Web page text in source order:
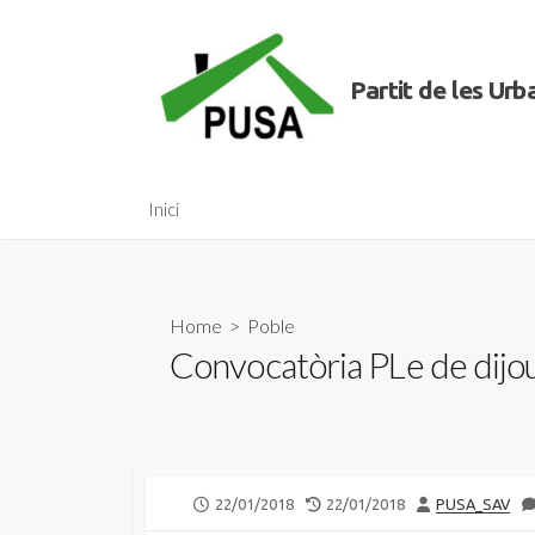
Partit de les
Inici
Home > Poble
Convocatòria PLe de
PUBLISHED
22/01/2018
LAST
22/01/2018 AUTHOR
PUSA_SAV